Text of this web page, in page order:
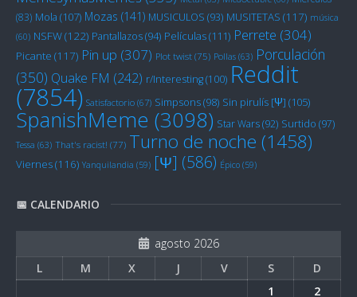
(83) Mola (107) Mozas (141) MUSICULOS (93) MUSITETAS (117) música
(60) NSFW(122) Pantallazos(94) Películas(111) Perrete (304)
Picante (117) Pin up (307) Plot twist (75) Pollas (63) Porculación
(350) Quake FM (242) r/Interesting(100) Reddit
(7854) Satisfactorio (67) Simpsons(98) Sin pirulís [Ψ] (105)
SpanishMeme (3098) Star Wars(92) Surtido (97)
Tessa (63) That's racist! (77) Turno de noche (1458)
Viernes(116) Yanquilandia (59) [Ψ] (586) Épico (59)
📅 CALENDARIO
agosto 2026
L
M X J V S
D
1
2